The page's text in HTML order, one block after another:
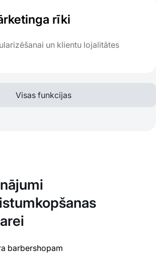
rīki
un klientu lojalitātes
Visas funkcijas
barbershopam